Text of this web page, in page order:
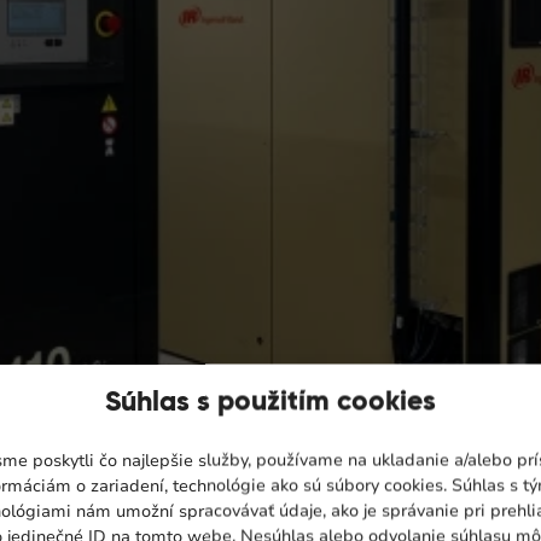
Súhlas s použitím cookies
poskytli čo najlepšie služby, používame na ukladanie a/alebo
o zariadení, technológie ako sú súbory cookies. Súhlas s
nám umožní spracovávať údaje, ako je správanie pri
jedinečné ID na tomto webe. Nesúhlas alebo odvolanie súhlasu
vzduch vo väčších objemoch. S našimi
požadovaný výkon, ale aj významné množstvo
Do pár hodín opäť